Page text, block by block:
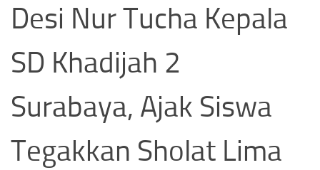
Desi Nur Tucha Kepala
SD Khadijah 2
Surabaya, Ajak Siswa
Tegakkan Sholat Lima